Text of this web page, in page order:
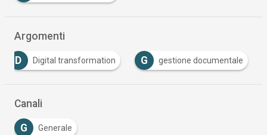
Argomenti
D Digital transformation G gestione documentale
Canali
G Generale